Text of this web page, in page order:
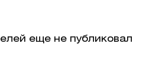
еще не публиковал